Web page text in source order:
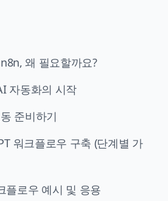
왜 필요할까요?
자동화의 시작
준비하기
워크플로우 구축 (단계별 가
플로우 예시 및 응용